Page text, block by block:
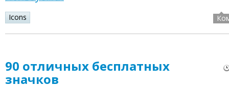
Icons
90 отличных бесплатных
значков